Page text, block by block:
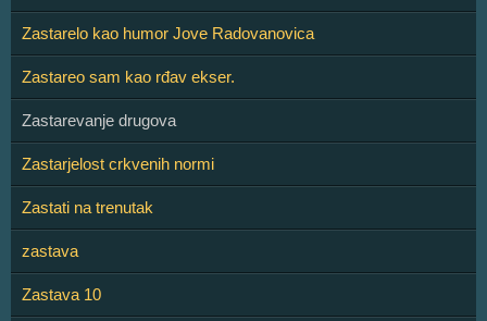
Zastarelo kao humor Jove Radovanovica
Zastareo sam kao rđav ekser.
Zastarevanje drugova
Zastarjelost crkvenih normi
Zastati na trenutak
zastava
Zastava 10